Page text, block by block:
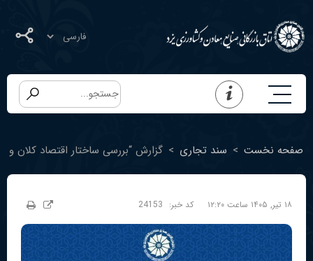
صفحه نخست > سند تجاری > گزارش “بررسی ساختار اقتصاد کلان
۱۸ تیر, ۱۴۰۵ ساعت ۱۲:۲۰ کد خبر: